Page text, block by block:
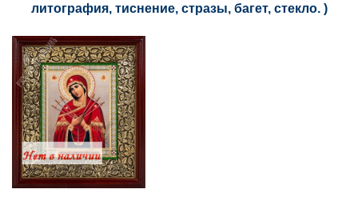
литография, тиснение, стразы, багет, стекло. )